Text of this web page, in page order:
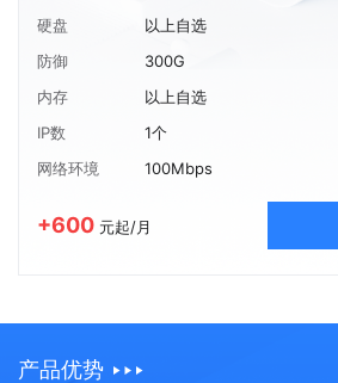
硬盘
以上自选
防御
300G
内存
以上自选
IP数
1个
网络环境
100Mbps
+600 元起/月
产品优势